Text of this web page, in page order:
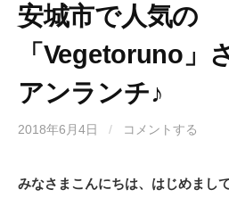
安城市で人気の
「Vegetoruno」
アンランチ♪
2018年6月4日 / コメントする
みなさまこんにちは、はじめまし